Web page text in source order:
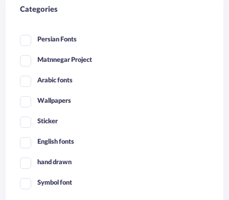
Categories
Persian Fonts
Matnnegar Project
Arabic fonts
Wallpapers
Sticker
English fonts
hand drawn
Symbol font